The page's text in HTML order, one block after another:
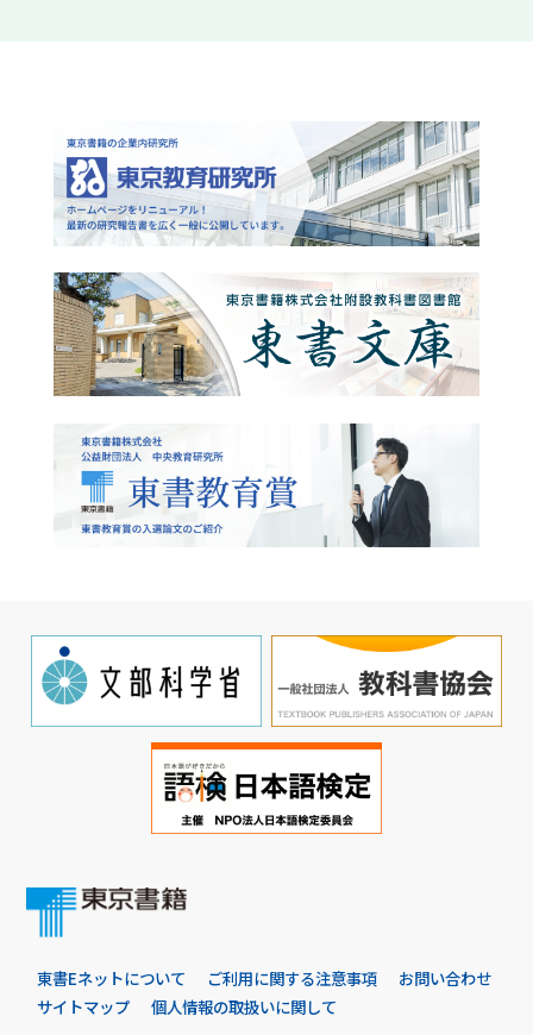
東書Eネットについて ご利用に関する注意事項
お問い合わせ
サイトマップ
個人情報の取扱いに関して